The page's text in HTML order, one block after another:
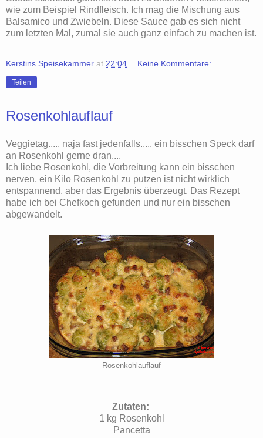
wie zum Beispiel Rindfleisch. Ich mag die Mischung aus
Balsamico und Zwiebeln. Diese Sauce gab es sich nicht
zum letzten Mal, zumal sie auch ganz einfach zu machen ist.
Kerstins Speisekammer at 22:04 Keine Kommentare:
Teilen
Rosenkohlauflauf
Veggietag..... naja fast jedenfalls..... ein bisschen Speck darf
an Rosenkohl gerne dran....
Ich liebe Rosenkohl, die Vorbreitung kann ein bisschen
nerven, ein Kilo Rosenkohl zu putzen ist nicht wirklich
entspannend, aber das Ergebnis überzeugt. Das Rezept
habe ich bei Chefkoch gefunden und nur ein bisschen
abgewandelt.
Rosenkohlauflauf
Zutaten:
1 kg Rosenkohl
Pancetta